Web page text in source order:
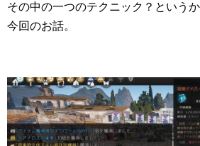
その中の一つのテクニック？という
今回のお話。